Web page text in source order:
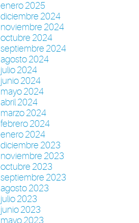
enero 2025
diciembre 2024
noviembre 2024
octubre 2024
septiembre 2024
agosto 2024
julio 2024
junio 2024
mayo 2024
abril 2024
marzo 2024
febrero 2024
enero 2024
diciembre 2023
noviembre 2023
octubre 2023
septiembre 2023
agosto 2023
julio 2023
junio 2023
mayo 2023